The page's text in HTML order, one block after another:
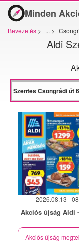
Minden
Bevezetés > ... >
Aldi
2026.08.13 -
Akciós újság Aldi
Akciós újság